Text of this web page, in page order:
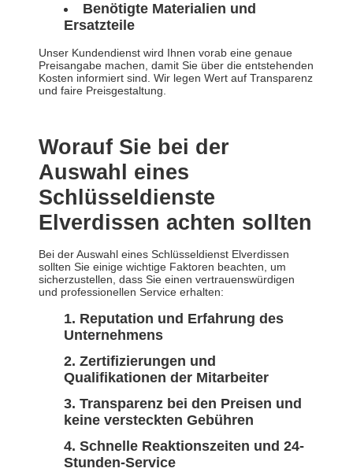
Benötigte Materialien und
Ersatzteile
Unser Kundendienst wird Ihnen vorab eine genaue
Preisangabe machen, damit Sie über die entstehenden
Kosten informiert sind. Wir legen Wert auf Transparenz
und faire Preisgestaltung.
Worauf Sie bei der
Auswahl eines
Schlüsseldienste
Elverdissen achten sollten
Bei der Auswahl eines Schlüsseldienst Elverdissen
sollten Sie einige wichtige Faktoren beachten, um
sicherzustellen, dass Sie einen vertrauenswürdigen
und professionellen Service erhalten:
Reputation und Erfahrung des
Unternehmens
Zertifizierungen und
Qualifikationen der Mitarbeiter
Transparenz bei den Preisen und
keine versteckten Gebühren
Schnelle Reaktionszeiten und 24-
Stunden-Service